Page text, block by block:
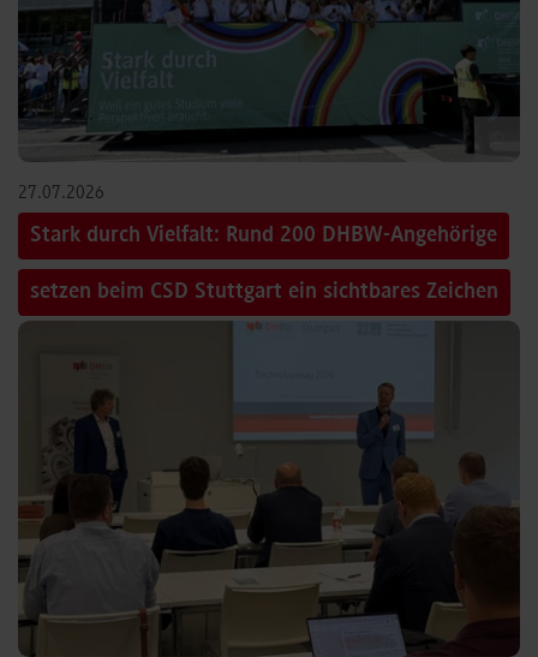
27.07.2026
Stark durch Vielfalt: Rund 200 DHBW-Angehörige
setzen beim CSD Stuttgart ein sichtbares Zeichen